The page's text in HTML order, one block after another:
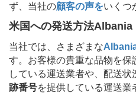
ず、当社の顧客の声をいくつ
米国への発送方法Albania
当社では、さまざまな
す。お客様の貴重な品物を保
している運送業者や、配送
跡番号を提供している運送業